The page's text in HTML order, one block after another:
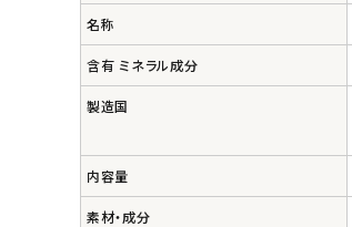
アルモニベルツ
コラム・スタッフのおすすめ
アカウント情報
ようこそ ゲスト 様
名称
含有 ミネラル成分
製造国
内容量
素材・成分